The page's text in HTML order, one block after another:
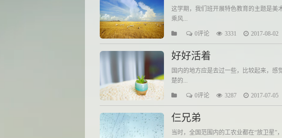
这学期，我们班开展特色教育的主题是美
乘风...
0评论 3331 2017-08-02
好好活着
国内的地方应是去过一些，比较起来，
楚的...
0评论 3287 2017-07-05
仨兄弟
当时，全国范围内的工农业都在“放卫星”